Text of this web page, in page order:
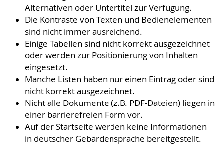
Alternativen oder Untertitel zur Verfügung.
Die Kontraste von Texten und Bedienelementen
sind nicht immer ausreichend.
Einige Tabellen sind nicht korrekt ausgezeichnet
oder werden zur Positionierung von Inhalten
eingesetzt.
Manche Listen haben nur einen Eintrag oder sind
nicht korrekt ausgezeichnet.
Nicht alle Dokumente (z.B. PDF-Dateien) liegen in
einer barrierefreien Form vor.
Auf der Startseite werden keine Informationen
in deutscher Gebärdensprache bereitgestellt.